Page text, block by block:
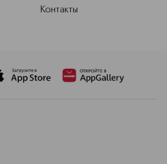
Контакты